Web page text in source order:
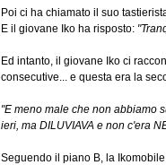
Poi ci ha chiamato il suo
E il giovane Iko ha risposto:
Ed intanto, il giovane Iko ci
consecutive... e questa era la
"E meno male che non abbiamo
ieri, ma DILUVIAVA e non c'era
Seguendo il piano B, la